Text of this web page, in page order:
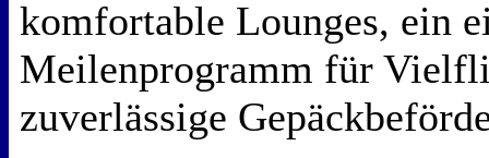
komfortable Lounges, ein
Meilenprogramm für
zuverlässige